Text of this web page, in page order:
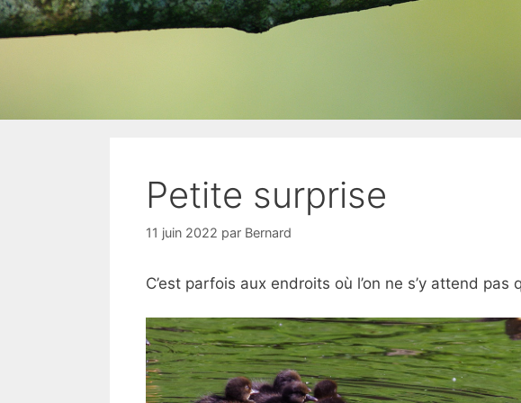
Petite surprise
11 juin 2022 par Bernard
C’est parfois aux endroits où l’on ne s’y attend pas